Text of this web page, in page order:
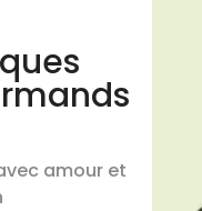
amour et